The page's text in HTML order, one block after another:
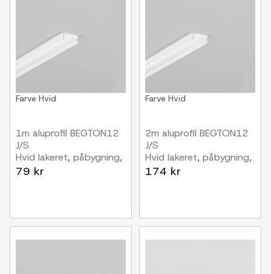
Farve Hvid
1m aluprofil BEGTON12
J/S
Hvid lakeret, påbygning,
LED skinne
79 kr
Farve Hvid
2m aluprofil BEGTON12
J/S
Hvid lakeret, påbygning,
LED skinne
174 kr